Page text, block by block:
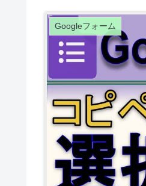
Googleフォーム